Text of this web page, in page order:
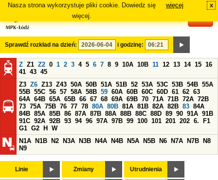
Nasza strona wykorzystuje pliki cookie. Dowiedz się
więcej.
więcej x
Sprawdź rozkład na dzień: i godzinę:
Z Z1 Z2 0 1 2 3 4 5 6 7 8 9 10A 10B 11 12 13 14 15 16
41 43 45
Z3 Z6 Z13 Z43 50A 50B 51A 51B 52 53A 53C 53B 54B 55A
55B 55C 56 57 58A 58B 59 60A 60B 60C 60D 61 62 63
64A 64B 65A 65B 66 67 68 69A 69B 70 71A 71B 72A 72B
73 75A 75B 76 77 78 80A 80B 81A 81B 82A 82B 83 84A
84B 85A 85B 86 87A 87B 88A 88B 88C 88D 89 90 91A 91B
91C 92A 92B 93 94 96 97A 97B 99 100 101 201 202 6.
F1
G1 G2 H
W
N1A
N1B N2 N3A N3B N4A N4B N5A N5B N6 N7A N7B
N8
N9
Linie Zmiany Utrudnienia